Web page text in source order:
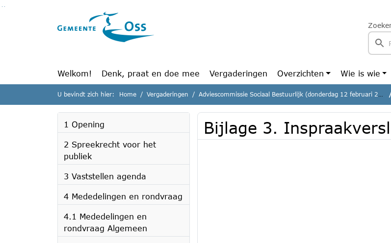
Ga naar de inhoud van deze pagina
Welkom! Denk, praat en doe mee Vergaderingen Overzichten Wie is wie
U bevindt zich hier: Home Vergaderingen Adviescommissie Sociaal Bestuurlijk (donderdag 12 februari 2026)
1 Opening
2 Spreekrecht voor het
publiek
3 Vaststellen agenda
4 Mededelingen en rondvraag
4.1 Mededelingen en
rondvraag Algemeen
Bijlage 3.